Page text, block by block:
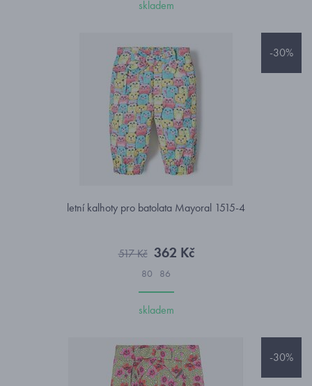
skladem
-30%
letní kalhoty pro batolata Mayoral 1515-4
517 Kč 362 Kč
80 86
skladem
-30%